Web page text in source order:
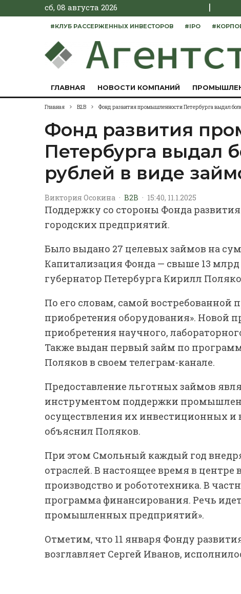
сб, 08 августа 2026 |
#КЛУБ РАССЕРЖЕННЫХ ИНВЕСТОРОВ #IPO
ГЛАВНАЯ НОВОСТИ КОМПАНИЙ
Главная B2B Фонд развития промышленности Петербурга выдал
Фонд развития
Петербурга выдал
рублей в виде
Виктория Осокина · B2B · 15:40, 11.1.2025
Поддержку со стороны Фонда
городских предприятий.
Было выдано 27 целевых займов на
Капитализация Фонда — свыше 13
губернатор Петербурга Кирилл
По его словам, самой
приобретения оборудования». Новой
приобретения научного,
Также выдан первый займ по
Поляков в своем телеграм-канале.
Предоставление льготных займов
инструментом поддержки
осуществления их инвестиционных и
объяснил Поляков.
При этом Смольный каждый год
отраслей. В настоящее время в
производство и робототехника. В
программа финансирования. Речь
промышленных предприятий».
Отметим, что 11 января Фонду
возглавляет Сергей Иванов,